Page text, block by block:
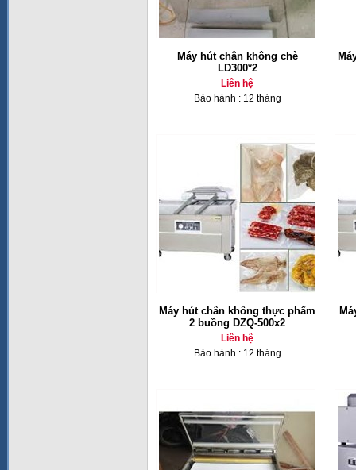
Máy hút chân không chè
LD300*2
Liên hệ
Bảo hành : 12 tháng
Máy hút chân không thực phẩm
2 buồng DZQ-500x2
Liên hệ
Bảo hành : 12 tháng